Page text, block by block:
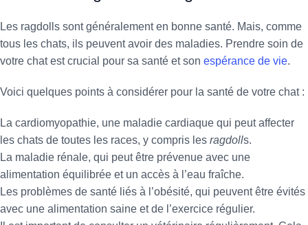
Les ragdolls sont généralement en bonne santé. Mais, comme
tous les chats, ils peuvent avoir des maladies. Prendre soin de
votre chat est crucial pour sa santé et son espérance de vie.
Voici quelques points à considérer pour la santé de votre chat :
La cardiomyopathie, une maladie cardiaque qui peut affecter
les chats de toutes les races, y compris les ragdolls.
La maladie rénale, qui peut être prévenue avec une
alimentation équilibrée et un accès à l’eau fraîche.
Les problèmes de santé liés à l’obésité, qui peuvent être évités
avec une alimentation saine et de l’exercice régulier.